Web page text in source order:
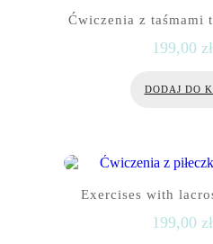
Ćwiczenia z taśmami
199,00 zł
DODAJ DO
Exercises with
199,00 zł